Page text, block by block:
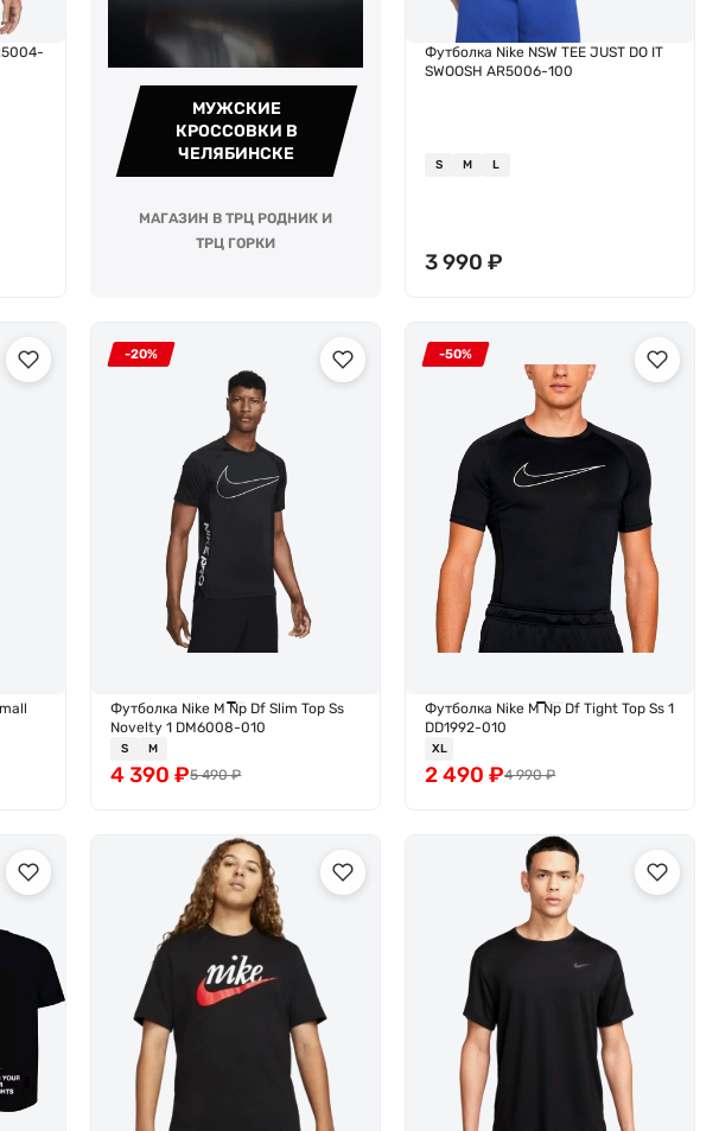
МУЖСКИЕ
КРОССОВКИ В
ЧЕЛЯБИНСКЕ
МАГАЗИН В ТРЦ РОДНИК И
ТРЦ ГОРКИ
Футболка Nike NSW TEE JUST DO IT
SWOOSH AR5006-100
S M L
3 990₽
-20%
Футболка Nike M Np Df Slim Top Ss
Novelty 1 DM6008-010
S M
5 490₽
4 390₽
-50%
Футболка Nike M Np Df Tight Top Ss 1
DD1992-010
XL
4 990₽
2 490₽